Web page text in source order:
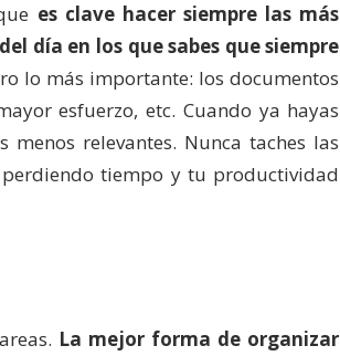
es clave hacer siempre las más
día en los que sabes que siempre
lo más importante: los documentos
esfuerzo, etc. Cuando ya hayas
relevantes. Nunca taches las
tiempo y tu productividad
La mejor forma de organizar